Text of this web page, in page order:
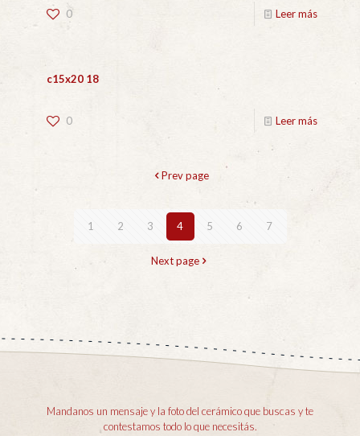
0 Leer más
c15x20 18
0 Leer más
Prev page
1 2 3 4 5 6 7
Next page
Mandanos un mensaje y la foto del cerámico que buscas y te
contestamos todo lo que necesitás.